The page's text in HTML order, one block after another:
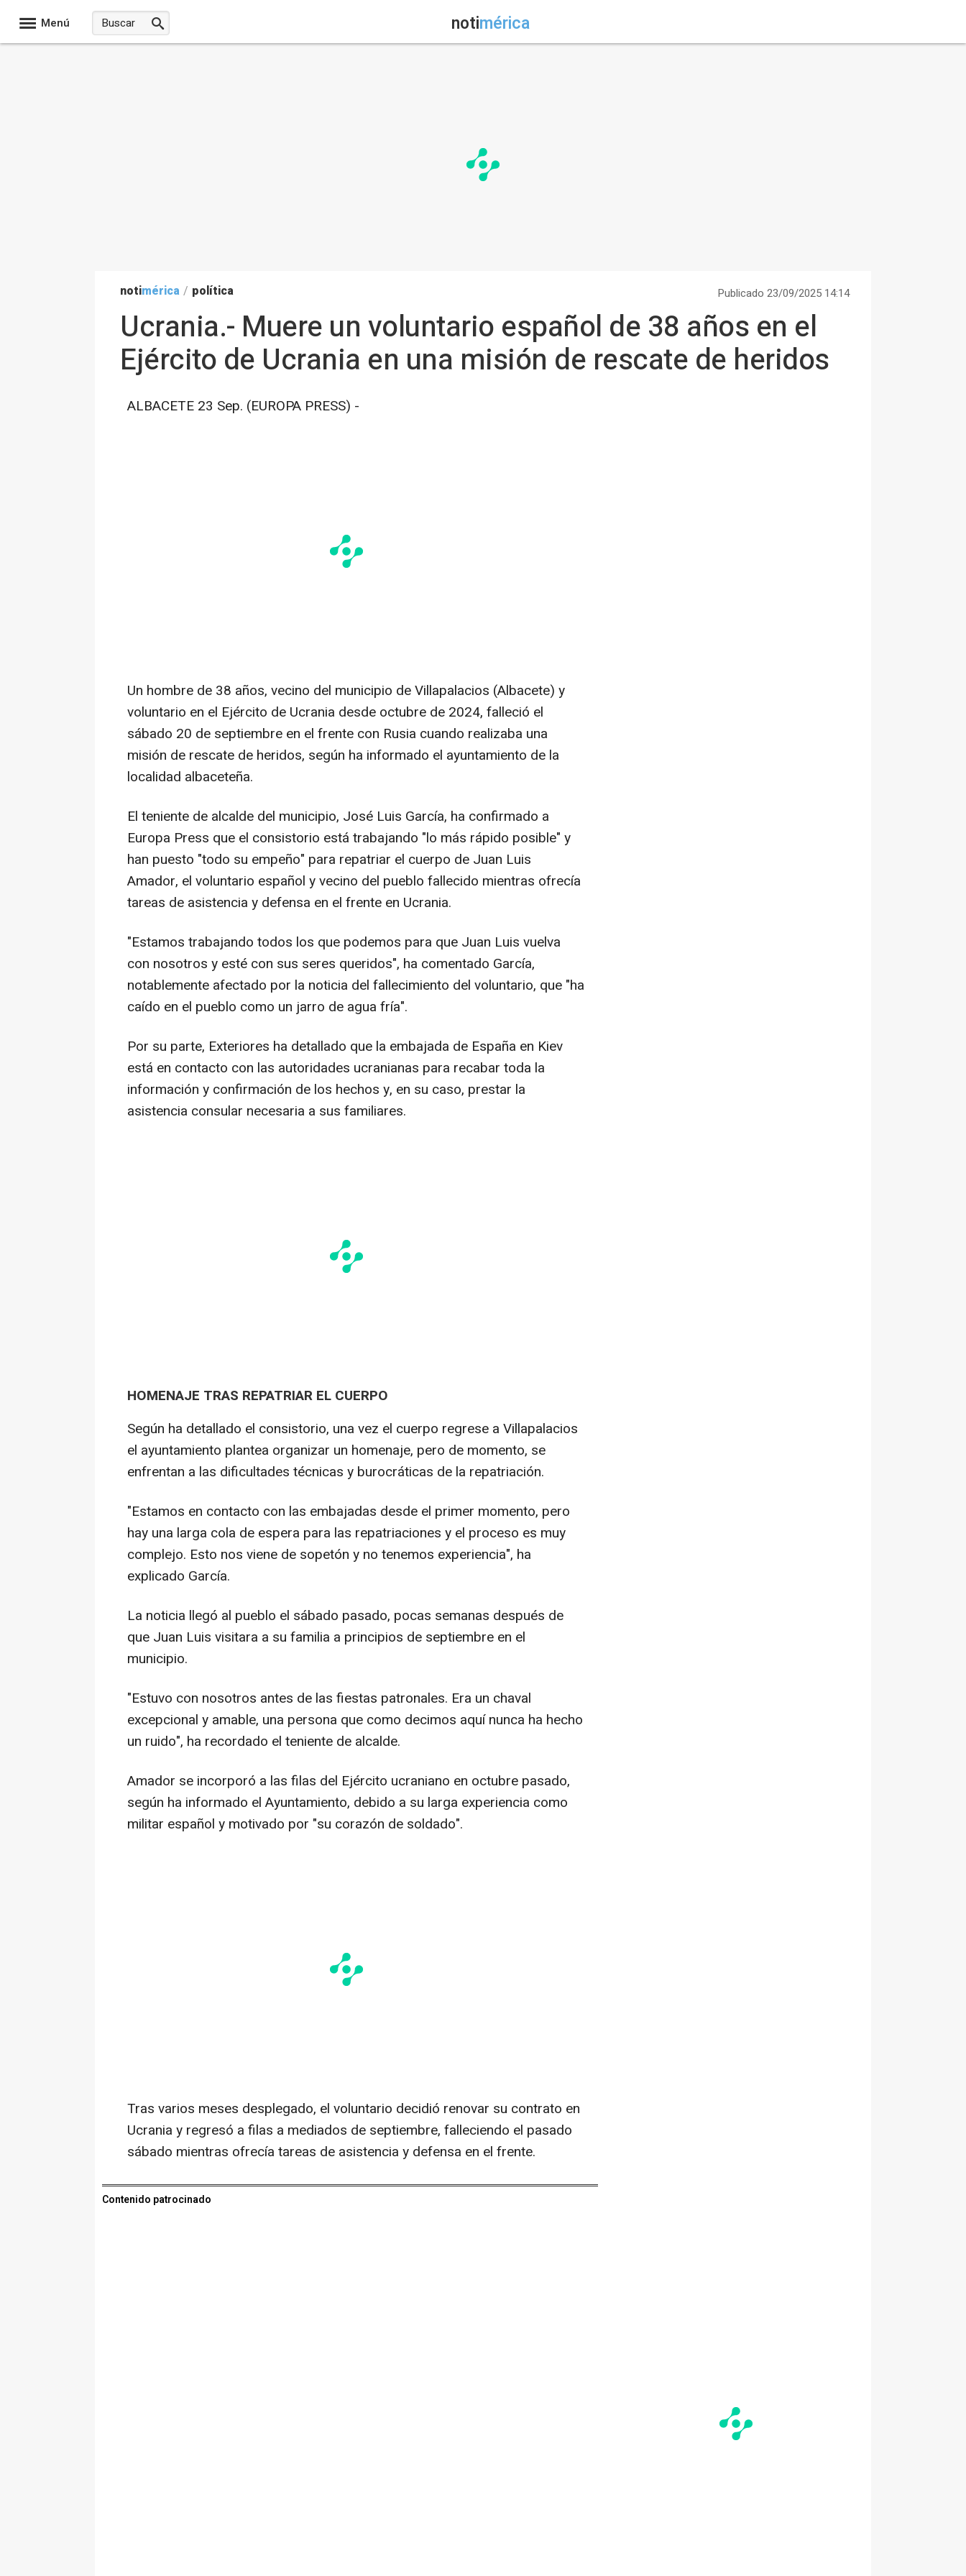
Menú notimérica
notimérica / política Publicado 23/09/2025 14:14
Ucrania.- Muere un voluntario español de 38 años en el
Ejército de Ucrania en una misión de rescate de heridos
ALBACETE 23 Sep. (EUROPA PRESS) -
Un hombre de 38 años, vecino del municipio de Villapalacios (Albacete) y
voluntario en el Ejército de Ucrania desde octubre de 2024, falleció el
sábado 20 de septiembre en el frente con Rusia cuando realizaba una
misión de rescate de heridos, según ha informado el ayuntamiento de la
localidad albaceteña.
El teniente de alcalde del municipio, José Luis García, ha confirmado a
Europa Press que el consistorio está trabajando "lo más rápido posible" y
han puesto "todo su empeño" para repatriar el cuerpo de Juan Luis
Amador, el voluntario español y vecino del pueblo fallecido mientras ofrecía
tareas de asistencia y defensa en el frente en Ucrania.
"Estamos trabajando todos los que podemos para que Juan Luis vuelva
con nosotros y esté con sus seres queridos", ha comentado García,
notablemente afectado por la noticia del fallecimiento del voluntario, que "ha
caído en el pueblo como un jarro de agua fría".
Por su parte, Exteriores ha detallado que la embajada de España en Kiev
está en contacto con las autoridades ucranianas para recabar toda la
información y confirmación de los hechos y, en su caso, prestar la
asistencia consular necesaria a sus familiares.
HOMENAJE TRAS REPATRIAR EL CUERPO
Según ha detallado el consistorio, una vez el cuerpo regrese a Villapalacios
el ayuntamiento plantea organizar un homenaje, pero de momento, se
enfrentan a las dificultades técnicas y burocráticas de la repatriación.
"Estamos en contacto con las embajadas desde el primer momento, pero
hay una larga cola de espera para las repatriaciones y el proceso es muy
complejo. Esto nos viene de sopetón y no tenemos experiencia", ha
explicado García.
La noticia llegó al pueblo el sábado pasado, pocas semanas después de
que Juan Luis visitara a su familia a principios de septiembre en el
municipio.
"Estuvo con nosotros antes de las fiestas patronales. Era un chaval
excepcional y amable, una persona que como decimos aquí nunca ha hecho
un ruido", ha recordado el teniente de alcalde.
Amador se incorporó a las filas del Ejército ucraniano en octubre pasado,
según ha informado el Ayuntamiento, debido a su larga experiencia como
militar español y motivado por "su corazón de soldado".
Tras varios meses desplegado, el voluntario decidió renovar su contrato en
Ucrania y regresó a filas a mediados de septiembre, falleciendo el pasado
sábado mientras ofrecía tareas de asistencia y defensa en el frente.
Contenido patrocinado